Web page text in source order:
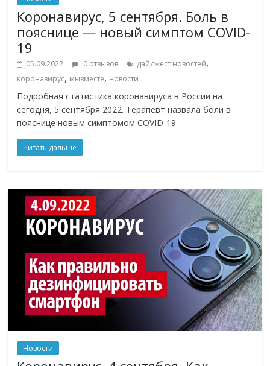
Коронавирус, 5 сентября. Боль в
пояснице — новый симптом COVID-
19
05.09.2022 0 отзывов дайджест новостей,
коронавирус, мывместе, новости
Подробная статистика коронавируса в России на
сегодня, 5 сентября 2022. Терапевт назвала боли в
пояснице новым симптомом COVID-19.
Читать дальше
Новости